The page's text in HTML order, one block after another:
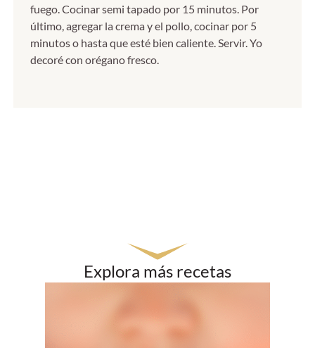
fuego. Cocinar semi tapado por 15 minutos. Por
último, agregar la crema y el pollo, cocinar por 5
minutos o hasta que esté bien caliente. Servir. Yo
decoré con orégano fresco.
Explora más recetas